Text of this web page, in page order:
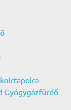
Gyógygázfürdő